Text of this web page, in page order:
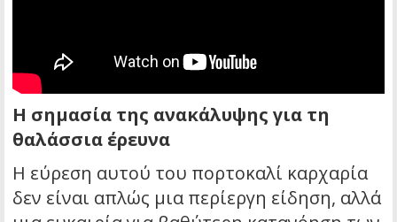
Η σημασία της ανακάλυψης για τη
θαλάσσια έρευνα
Η εύρεση αυτού του πορτοκαλί καρχαρία
δεν είναι απλώς μια περίεργη είδηση, αλλά